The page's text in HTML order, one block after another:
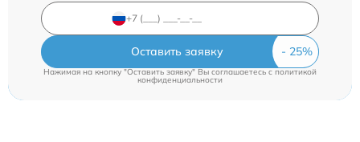
Оставить заявку
Нажимая на кнопку "Оставить заявку" Вы соглашаетесь cполитикой
конфиденциальности